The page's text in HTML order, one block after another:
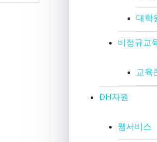
대학
비정규교
교육
DH자원
웹서비스